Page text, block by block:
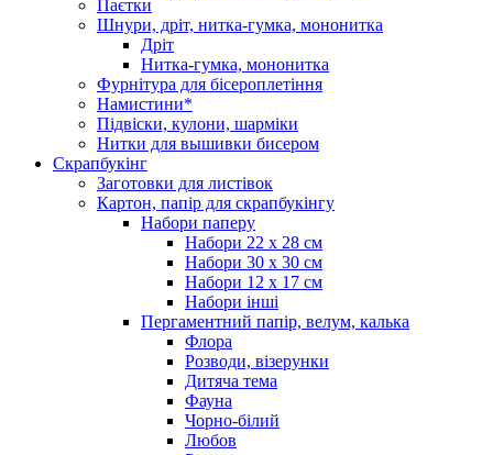
Паєтки
Шнури, дріт, нитка-гумка, мононитка
Дріт
Нитка-гумка, мононитка
Фурнітура для бісероплетіння
Намистини*
Підвіски, кулони, шарміки
Нитки для вышивки бисером
Скрапбукінг
Заготовки для листівок
Картон, папір для скрапбукінгу
Набори паперу
Набори 22 х 28 см
Набори 30 х 30 см
Набори 12 х 17 см
Набори інші
Пергаментний папір, велум, калька
Флора
Розводи, візерунки
Дитяча тема
Фауна
Чорно-білий
Любов